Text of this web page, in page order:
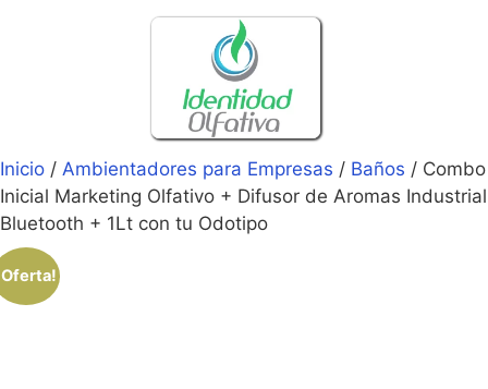
Inicio / Ambientadores para Empresas / Baños / Combo
Inicial Marketing Olfativo + Difusor de Aromas Industrial
Bluetooth + 1Lt con tu Odotipo